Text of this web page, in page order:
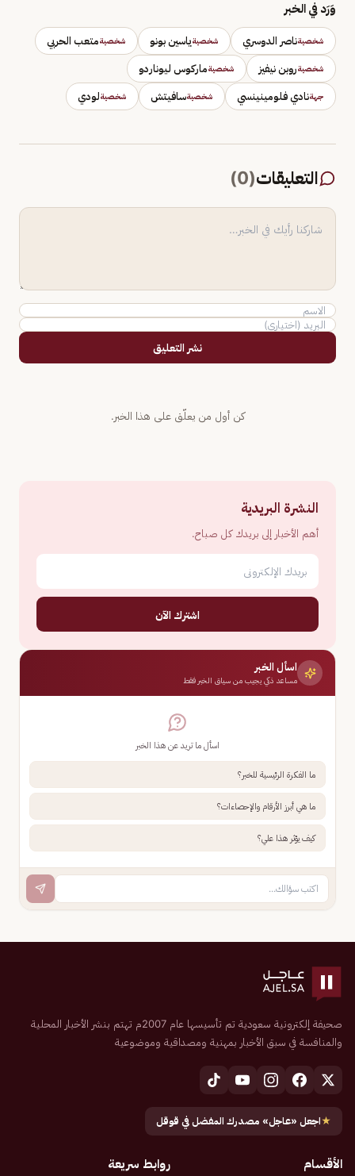
وَرَد في الخبر
شخصيةناصر الدوسري شخصيةياسين بونو شخصيةمتعب الحربي
شخصيةروبن نيفيز شخصيةماركوس ليوناردو
جهةنادي فلومينينسي شخصيةسافيتش شخصيةلودي
التعليقات(
0
)
نشر التعليق
كن أول من يعلّق على هذا الخبر.
النشرة البريدية
أهم الأخبار إلى بريدك كل صباح.
اشترك الآن
اسأل الخبر
مساعد ذكي يجيب من سياق الخبر فقط
اسأل ما تريد عن هذا الخبر
ما الفكرة الرئيسية للخبر؟
ما هي أبرز الأرقام والإحصاءات؟
كيف يؤثر هذا علي؟
صحيفة إلكترونية سعودية تم تأسيسها عام 2007م تهتم بنشر الأخبار المحلية
والمنافسة في سبق الأخبار بمهنية ومصداقية وموضوعية
★اجعل «عاجل» مصدرك المفضل في قوقل
الأقسام روابط سريعة